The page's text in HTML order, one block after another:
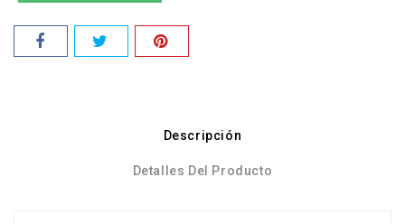
Descripción
Detalles Del Producto